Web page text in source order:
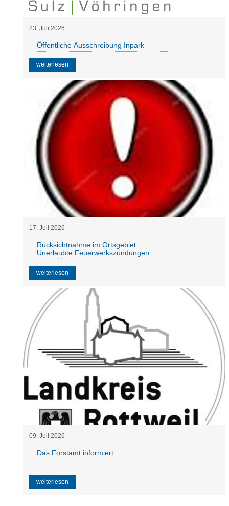
23 Juli 2026
Öffentliche Ausschreibung Inpark
weiterlesen
17. Juli 2026
Rücksichtnahme im Ortsgebiet:
Unerlaubte Feuerwerkszündungen
vermeiden
weiterlesen
09. Juli 2026
Das Forstamt informiert
weiterlesen